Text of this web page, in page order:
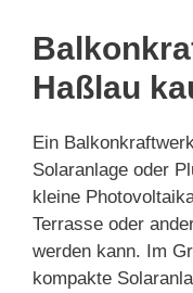
Haßlau
Ein
Solaranlage oder
kleine
Terrasse oder
werden kann. Im
kompakte